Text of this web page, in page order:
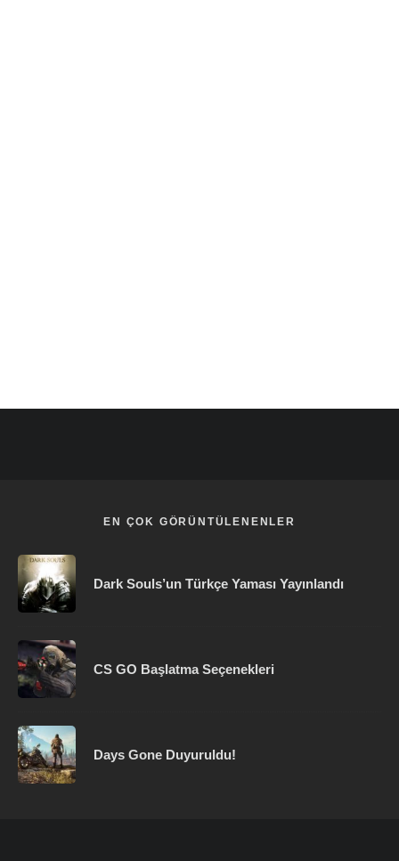
EN ÇOK GÖRÜNTÜLENENLER
Dark Souls’un Türkçe Yaması Yayınlandı
CS GO Başlatma Seçenekleri
Days Gone Duyuruldu!